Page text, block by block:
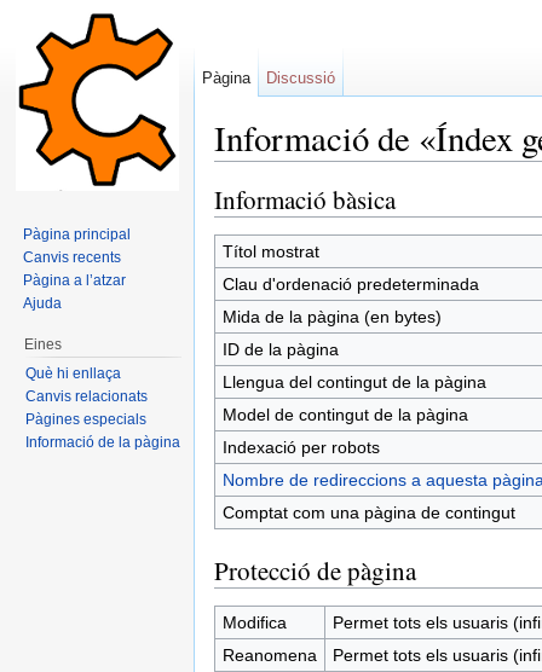
Informació de «Índex
Informació bàsica
Títol mostrat
Clau d'ordenació predeterminada
Mida de la pàgina (en bytes)
ID de la pàgina
Llengua del contingut de la pàgina
Model de contingut de la pàgina
Indexació per robots
Nombre de redireccions a aquesta
Comptat com una pàgina de contingut
Protecció de pàgina
Modifica
Permet tots els usuaris
Reanomena
Permet tots els usuaris
Pàgina Discussió
Pàgina principal
Canvis recents
Pàgina a l’atzar
Ajuda
Eines
Què hi enllaça
Canvis relacionats
Pàgines especials
Informació de la pàgina